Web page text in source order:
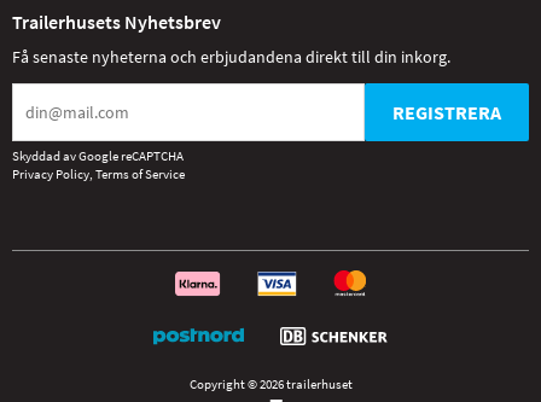
Trailerhusets Nyhetsbrev
Få senaste nyheterna och erbjudandena direkt till din inkorg.
REGISTRERA
Skyddad av Google reCAPTCHA
Privacy Policy, Terms of Service
Copyright © 2026 trailerhuset